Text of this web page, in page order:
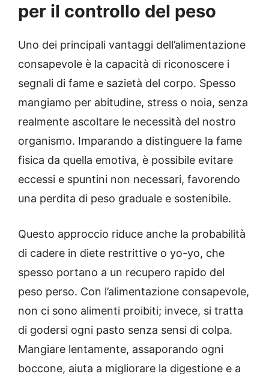
per il controllo del peso
Uno dei principali vantaggi dell’alimentazione
consapevole è la capacità di riconoscere i
segnali di fame e sazietà del corpo. Spesso
mangiamo per abitudine, stress o noia, senza
realmente ascoltare le necessità del nostro
organismo. Imparando a distinguere la fame
fisica da quella emotiva, è possibile evitare
eccessi e spuntini non necessari, favorendo
una perdita di peso graduale e sostenibile.
Questo approccio riduce anche la probabilità
di cadere in diete restrittive o yo-yo, che
spesso portano a un recupero rapido del
peso perso. Con l’alimentazione consapevole,
non ci sono alimenti proibiti; invece, si tratta
di godersi ogni pasto senza sensi di colpa.
Mangiare lentamente, assaporando ogni
boccone, aiuta a migliorare la digestione e a